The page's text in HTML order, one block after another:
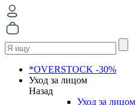
*OVERSTOCK -30%
Уход за лицом
Назад
Уход за лицом